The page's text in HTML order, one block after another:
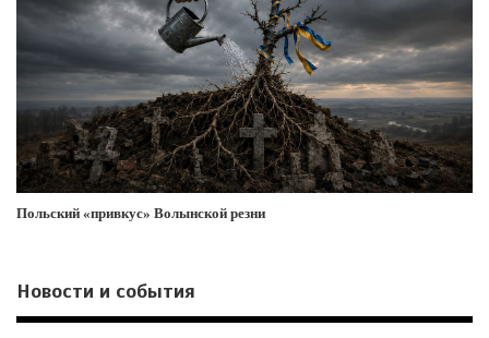
Польский «привкус» Волынской резни
Новости и события